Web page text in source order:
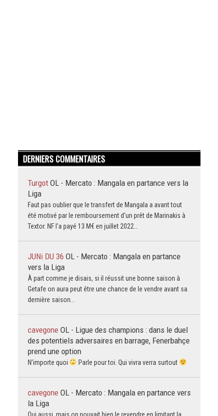
DERNIERS COMMENTAIRES
Turgot OL - Mercato : Mangala en partance vers la
Liga
Faut pas oublier que le transfert de Mangala a avant tout
été motivé par le remboursement d'un prêt de Marinakis à
Textor. NF l'a payé 13 M€ en juillet 2022…
JUNi DU 36 OL - Mercato : Mangala en partance
vers la Liga
À part comme je disais, si il réussit une bonne saison à
Getafe on aura peut être une chance de le vendre avant sa
dernière saison...
cavegone OL - Ligue des champions : dans le duel
des potentiels adversaires en barrage, Fenerbahçe
prend une option
N’importe quoi Parle pour toi. Qui vivra verra surtout
cavegone OL - Mercato : Mangala en partance vers
la Liga
Oui aussi, mais on pouvait bien le revendre en limitant la